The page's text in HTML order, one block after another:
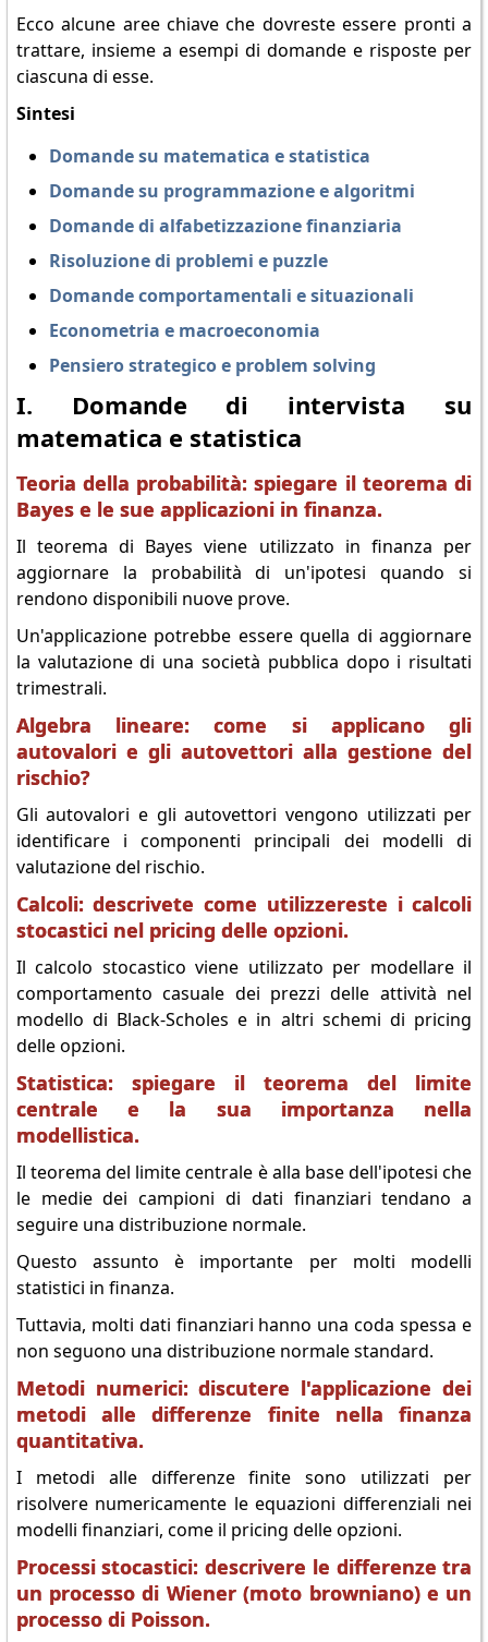
Ecco alcune aree chiave che dovreste essere pronti a
trattare, insieme a esempi di domande e risposte per
ciascuna di esse.
Sintesi
Domande su matematica e statistica
Domande su programmazione e algoritmi
Domande di alfabetizzazione finanziaria
Risoluzione di problemi e puzzle
Domande comportamentali e situazionali
Econometria e macroeconomia
Pensiero strategico e problem solving
I. Domande di intervista su
matematica e statistica
Teoria della probabilità: spiegare il teorema di
Bayes e le sue applicazioni in finanza.
Il teorema di Bayes viene utilizzato in finanza per
aggiornare la probabilità di un'ipotesi quando si
rendono disponibili nuove prove.
Un'applicazione potrebbe essere quella di aggiornare
la valutazione di una società pubblica dopo i risultati
trimestrali.
Algebra lineare: come si applicano gli
autovalori e gli autovettori alla gestione del
rischio?
Gli autovalori e gli autovettori vengono utilizzati per
identificare i componenti principali dei modelli di
valutazione del rischio.
Calcoli: descrivete come utilizzereste i calcoli
stocastici nel pricing delle opzioni.
Il calcolo stocastico viene utilizzato per modellare il
comportamento casuale dei prezzi delle attività nel
modello di Black-Scholes e in altri schemi di pricing
delle opzioni.
Statistica: spiegare il teorema del limite
centrale e la sua importanza nella
modellistica.
Il teorema del limite centrale è alla base dell'ipotesi che
le medie dei campioni di dati finanziari tendano a
seguire una distribuzione normale.
Questo assunto è importante per molti modelli
statistici in finanza.
Tuttavia, molti dati finanziari hanno una coda spessa e
non seguono una distribuzione normale standard.
Metodi numerici: discutere l'applicazione dei
metodi alle differenze finite nella finanza
quantitativa.
I metodi alle differenze finite sono utilizzati per
risolvere numericamente le equazioni differenziali nei
modelli finanziari, come il pricing delle opzioni.
Processi stocastici: descrivere le differenze tra
un processo di Wiener (moto browniano) e un
processo di Poisson.